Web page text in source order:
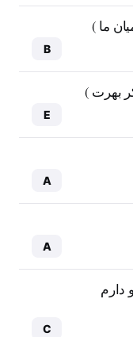
ما )
B
بهرت )
E
A
A
دارم
C